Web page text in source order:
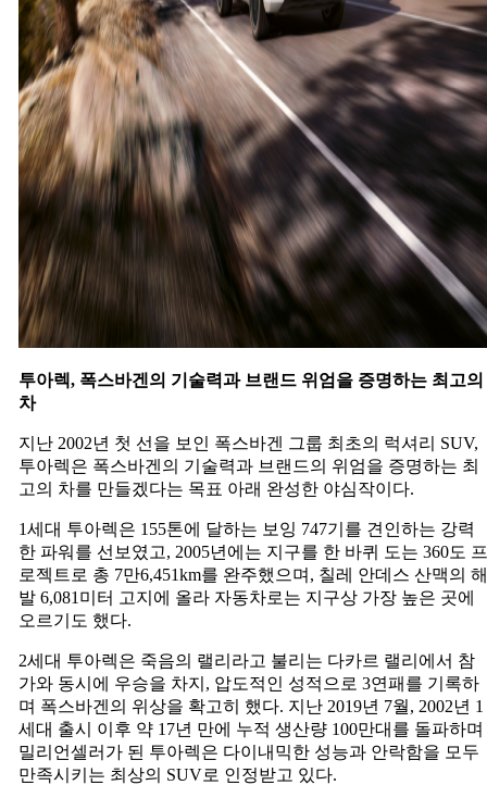
투아렉, 폭스바겐의 기술력과 브랜드 위엄을 증명하는 최고의
차
지난 2002년 첫 선을 보인 폭스바겐 그룹 최초의 럭셔리 SUV,
투아렉은 폭스바겐의 기술력과 브랜드의 위엄을 증명하는 최
고의 차를 만들겠다는 목표 아래 완성한 야심작이다.
1세대 투아렉은 155톤에 달하는 보잉 747기를 견인하는 강력
한 파워를 선보였고, 2005년에는 지구를 한 바퀴 도는 360도 프
로젝트로 총 7만6,451km를 완주했으며, 칠레 안데스 산맥의 해
발 6,081미터 고지에 올라 자동차로는 지구상 가장 높은 곳에
오르기도 했다.
2세대 투아렉은 죽음의 랠리라고 불리는 다카르 랠리에서 참
가와 동시에 우승을 차지, 압도적인 성적으로 3연패를 기록하
며 폭스바겐의 위상을 확고히 했다. 지난 2019년 7월, 2002년 1
세대 출시 이후 약 17년 만에 누적 생산량 100만대를 돌파하며
밀리언셀러가 된 투아렉은 다이내믹한 성능과 안락함을 모두
만족시키는 최상의 SUV로 인정받고 있다.